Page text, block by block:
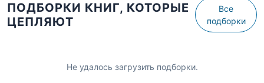
ПОДБОРКИ КНИГ, КОТОРЫЕ
ЦЕПЛЯЮТ
Все
подборки
Не удалось загрузить подборки.